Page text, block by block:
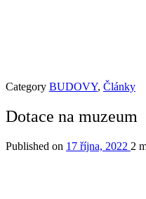
Category BUDOVY, Články
Dotace na muzeum
Published on 17 října, 2022 2